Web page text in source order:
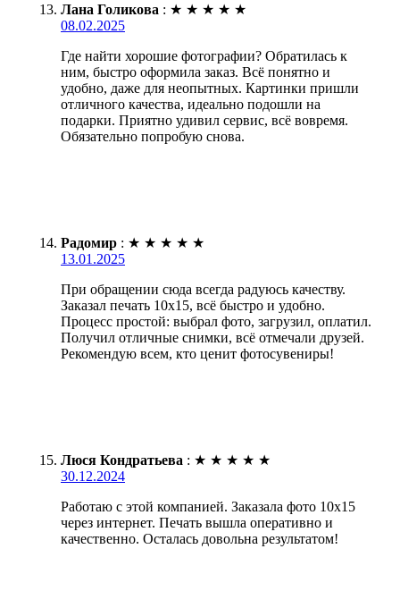
Лана Голикова : ★ ★ ★ ★ ★
08.02.2025
Где найти хорошие фотографии? Обратилась к
ним, быстро оформила заказ. Всё понятно и
удобно, даже для неопытных. Картинки пришли
отличного качества, идеально подошли на
подарки. Приятно удивил сервис, всё вовремя.
Обязательно попробую снова.
Радомир : ★ ★ ★ ★ ★
13.01.2025
При обращении сюда всегда радуюсь качеству.
Заказал печать 10х15, всё быстро и удобно.
Процесс простой: выбрал фото, загрузил, оплатил.
Получил отличные снимки, всё отмечали друзей.
Рекомендую всем, кто ценит фотосувениры!
Люся Кондратьева : ★ ★ ★ ★ ★
30.12.2024
Работаю с этой компанией. Заказала фото 10х15
через интернет. Печать вышла оперативно и
качественно. Осталась довольна результатом!